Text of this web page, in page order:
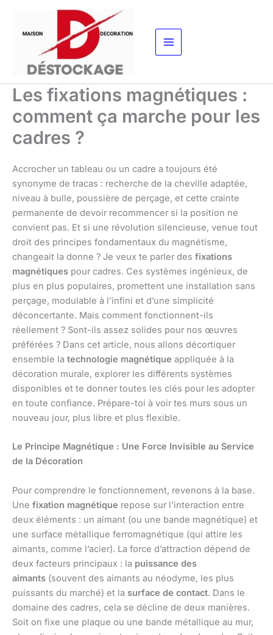
contenu
Les fixations magnétiques :
comment ça marche pour les
cadres ?
Accrocher un tableau ou un cadre a toujours été
synonyme de tracas : recherche de la cheville adaptée,
niveau à bulle, poussière de perçage, et cette crainte
permanente de devoir recommencer si la position ne
convient pas. Et si une révolution silencieuse, venue tout
droit des principes fondamentaux du magnétisme,
changeait la donne ? Je veux te parler des fixations
magnétiques pour cadres. Ces systèmes ingénieux, de
plus en plus populaires, promettent une installation sans
perçage, modulable à l’infini et d’une simplicité
déconcertante. Mais comment fonctionnent-ils
réellement ? Sont-ils assez solides pour nos œuvres
préférées ? Dans cet article, nous allons décortiquer
ensemble la technologie magnétique appliquée à la
décoration murale, explorer les différents systèmes
disponibles et te donner toutes les clés pour les adopter
en toute confiance. Prépare-toi à voir tes murs sous un
nouveau jour, plus libre et plus flexible.
Le Principe Magnétique : Une Force Invisible au Service
de la Décoration
Pour comprendre le fonctionnement, revenons à la base.
Une fixation magnétique repose sur l’interaction entre
deux éléments : un aimant (ou une bande magnétique) et
une surface métallique ferromagnétique (qui attire les
aimants, comme l’acier). La force d’attraction dépend de
deux facteurs principaux : la puissance des
aimants (souvent des aimants au néodyme, les plus
puissants du marché) et la surface de contact. Dans le
domaine des cadres, cela se décline de deux manières.
Soit on fixe une plaque ou une bande métallique au mur,